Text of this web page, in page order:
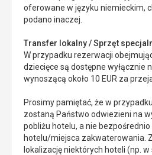
oferowane w języku niemieckim,
podano inaczej.
Transfer lokalny / Sprzęt
W przypadku rezerwacji
dziecięce są dostępne wyłącznie
wynoszącą około 10 EUR za
Prosimy pamiętać, że w
zostaną Państwo odwiezieni na
pobliżu hotelu, a nie
hotelu/miejsca zakwaterowania.
lokalizację niektórych hoteli (np.